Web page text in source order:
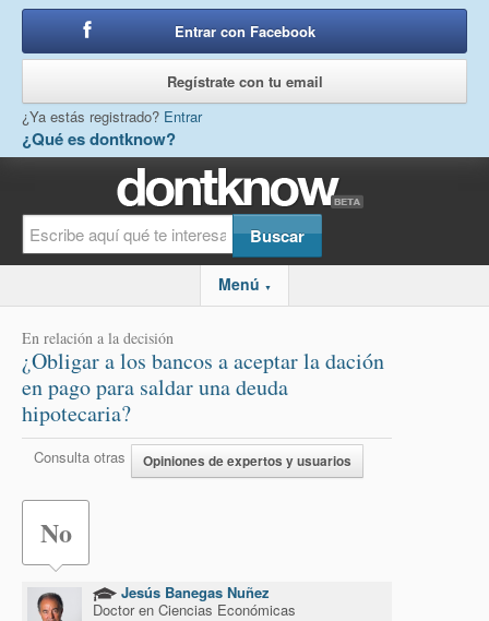
¿Qué es dontknow?
Entrar con Facebook
Regístrate con tu email
¿Ya estás registrado? Entrar
Menú ▼
En relación a la decisión
¿Obligar a los bancos a aceptar la dación
en pago para saldar una deuda
hipotecaria?
Consulta otras Opiniones de expertos y usuarios
No
Jesús Banegas Nuñez
Doctor en Ciencias Económicas